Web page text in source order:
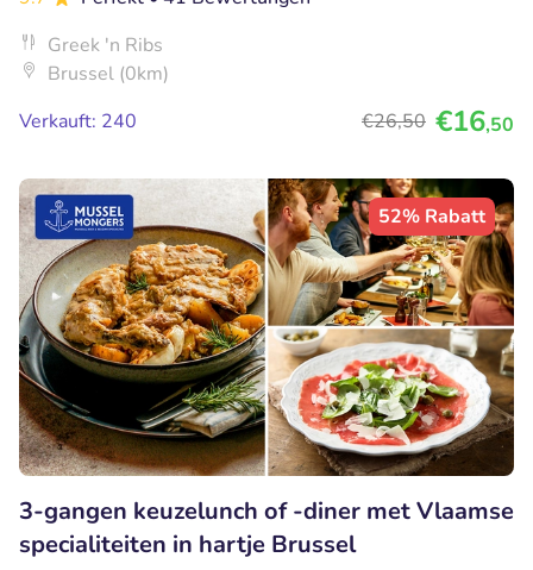
Greek 'n Ribs
Brussel (0km)
Verkauft: 240
€26,50 €16,50
52% Rabatt
3-gangen keuzelunch of -diner met Vlaamse
specialiteiten in hartje Brussel